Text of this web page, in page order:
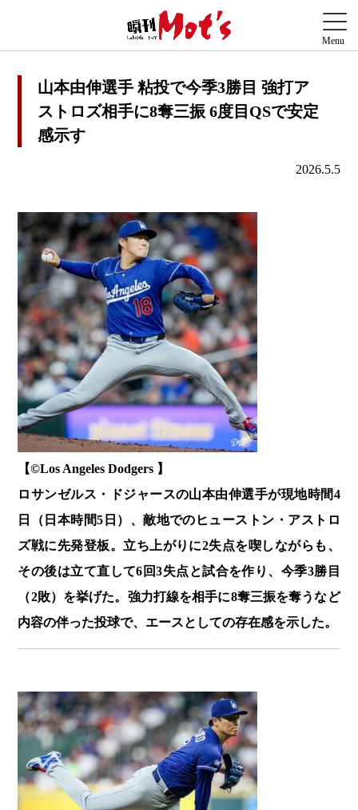
山本由伸選手 粘投で今季3勝目 強打ア
ストロズ相手に8奪三振 6度目QSで安定
感示す
2026.5.5
【©️Los Angeles Dodgers 】
ロサンゼルス・ドジャースの山本由伸選手が現地時間4
日（日本時間5日）、敵地でのヒューストン・アストロ
ズ戦に先発登板。立ち上がりに2失点を喫しながらも、
その後は立て直して6回3失点と試合を作り、今季3勝目
（2敗）を挙げた。強力打線を相手に8奪三振を奪うなど
内容の伴った投球で、エースとしての存在感を示した。